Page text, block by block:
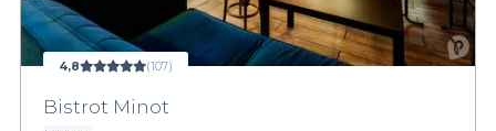
4,8 (107)
Bistrot Minot